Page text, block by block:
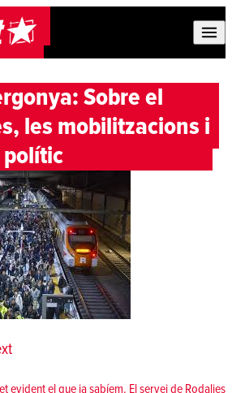
Sobre el
les mobilitzacions i
polític
evident el que ja sabíem. El servei de Rodalies